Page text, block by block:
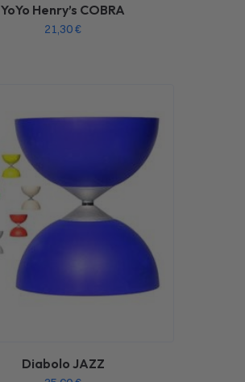
YoYo Henry’s COBRA
21,30€
Diabolo JAZZ